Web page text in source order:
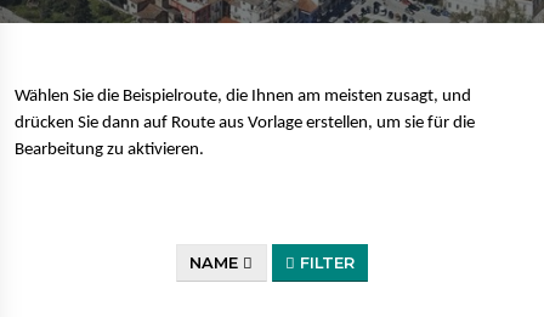
Wählen Sie die Beispielroute, die Ihnen am meisten zusagt, und
drücken Sie dann auf Route aus Vorlage erstellen, um sie für die
Bearbeitung zu aktivieren.
NAME FILTER